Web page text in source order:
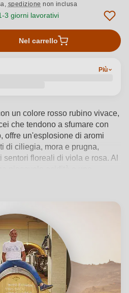
spedizione non inclusa
3 giorni lavorativi
Nel carrello
Più
un colore rosso rubino vivace,
che tendono a sfumare con
offre un'esplosione di aromi
di ciliegia, mora e prugna,
floreali di viola e rosa. Al
con le sensazioni olfattive,